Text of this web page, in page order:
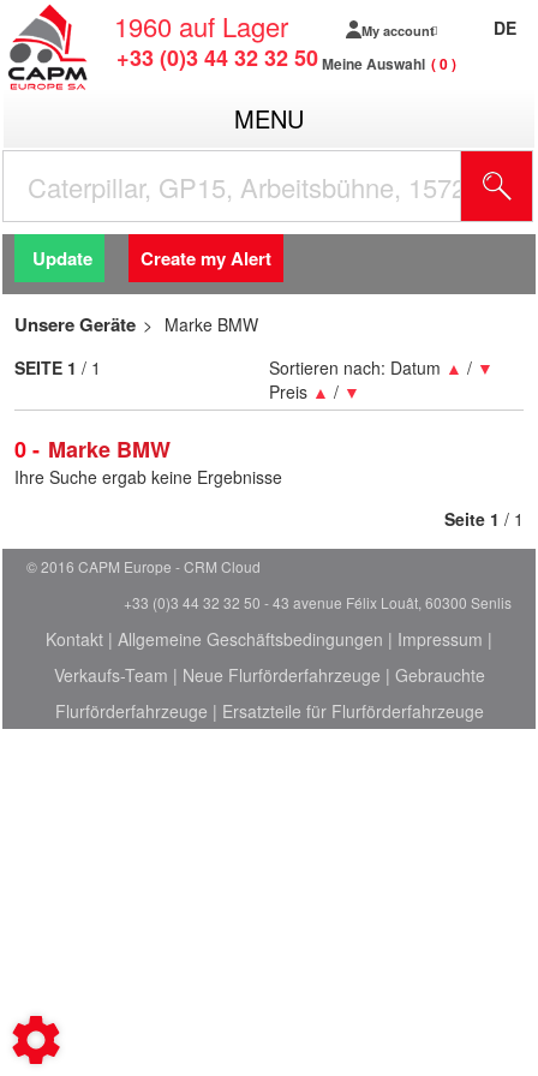
1960 auf Lager
+33 (0)3 44 32 32 50
My account
Meine Auswahl 0
DE
MENU
Update Create my Alert
Unsere Geräte Marke BMW
0 Marke BMW
Sortieren nach: Datum ▲ / ▼
Preis ▲ / ▼
SEITE 1 / 1
Ihre Suche ergab keine Ergebnisse
Seite 1 / 1
© 2016 CAPM Europe
CRM Cloud
+33 (0)3 44 32 32 50 - 43 avenue Félix Louât, 60300 Senlis
Kontakt | Allgemeine Geschäftsbedingungen | Impressum |
Verkaufs-Team | Neue Flurförderfahrzeuge | Gebrauchte
Flurförderfahrzeuge | Ersatzteile für Flurförderfahrzeuge